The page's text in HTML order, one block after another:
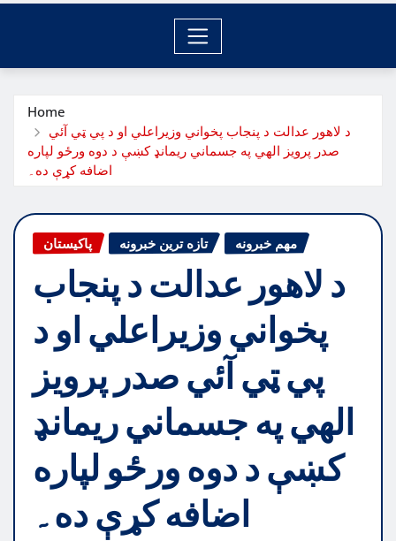
Home
د لاهور عدالت د پنجاب پخواني وزيراعلي او د پي ټي آئي
صدر پرويز الهي په جسماني ريمانډ کښې د دوه ورځو لپاره
اضافه کړې ده۔
پاکیستان تازه ترین خبرونه مهم خبرونه
د لاهور عدالت د پنجاب
پخواني وزيراعلي او د
پي ټي آئي صدر پرويز
الهي په جسماني ريمانډ
کښې د دوه ورځو لپاره
اضافه کړې ده۔